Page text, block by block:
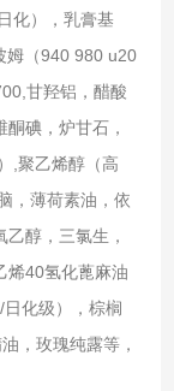
化），乳膏基
姆（940 980 u20
甘羟铝，醋酸
碘，炉甘石，
,聚乙烯醇（高
，薄荷素油，依
醇，三氯生，
烯40氢化蓖麻油
日化级），棕榈
，玫瑰纯露等，